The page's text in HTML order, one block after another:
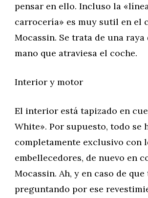
pensar en ello. Incluso la
carrocería» es muy sutil en el
Mocassin. Se trata de una raya
mano que atraviesa el coche.
Interior y motor
El interior está tapizado en
White». Por supuesto, todo se
completamente exclusivo con
embellecedores, de nuevo en
Mocassin. Ah, y en caso de que
preguntando por ese